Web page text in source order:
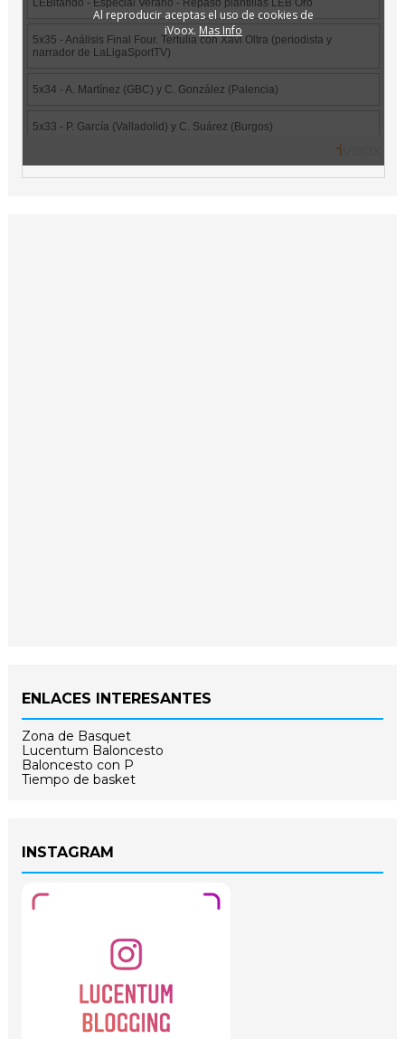
ENLACES INTERESANTES
Zona de Basquet
Lucentum Baloncesto
Baloncesto con P
Tiempo de basket
INSTAGRAM